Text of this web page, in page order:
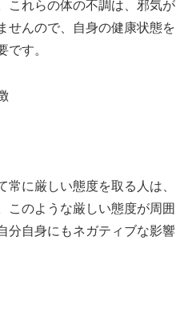
これらの体の不調は、邪気が
せんので、自身の健康状態を
です。
常に厳しい態度を取る人は、
このような厳しい態度が周囲
分自身にもネガティブな影響